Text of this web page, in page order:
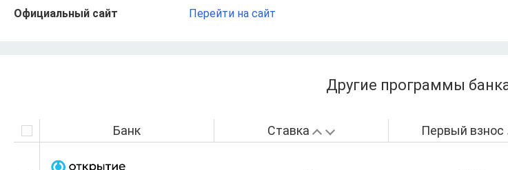
Официальный сайт
Перейти на сайт
Другие программы
Банк Ставка Первый взнос